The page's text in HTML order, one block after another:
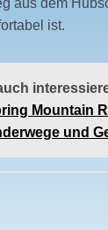
aus dem
ist.
Mountain
und